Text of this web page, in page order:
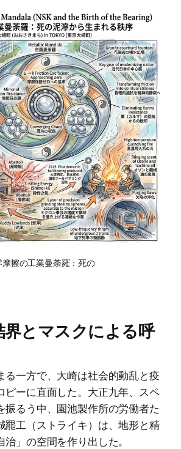
摩擦の工業曼荼羅：死の
とマスクによる呼
る一方で、大崎は社会的動乱と疫
ピーに直面した。大正九年、スペ
振るう中、園池製作所の労働者た
罷工（ストライキ）は、地形と精
」の空間を作り出した。